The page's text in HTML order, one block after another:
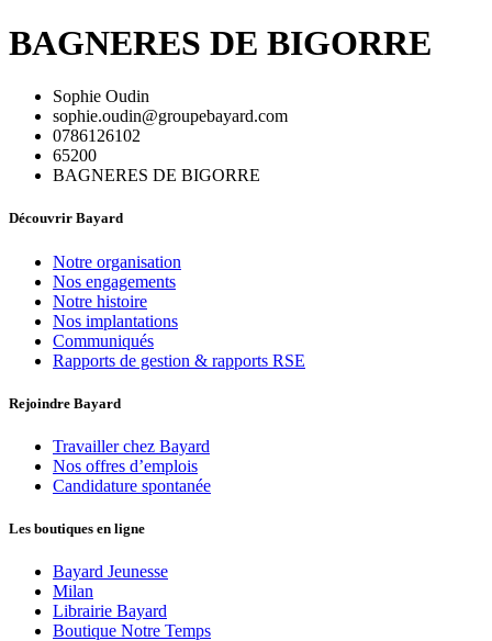
BAGNERES DE BIGORRE
Sophie Oudin
sophie.oudin@groupebayard.com
0786126102
65200
BAGNERES DE BIGORRE
Découvrir Bayard
Notre organisation
Nos engagements
Notre histoire
Nos implantations
Communiqués
Rapports de gestion & rapports RSE
Rejoindre Bayard
Travailler chez Bayard
Nos offres d’emplois
Candidature spontanée
Les boutiques en ligne
Bayard Jeunesse
Milan
Librairie Bayard
Boutique Notre Temps